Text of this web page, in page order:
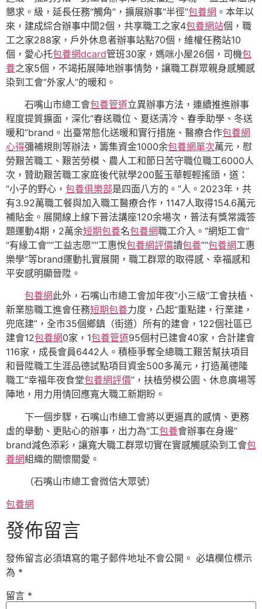
懇求。級，延長任務“觸角”，擴展辦事“半徑”包養網 。本年以
來，建成綜合辦事中間2個，共享職工之家4包養網站個，職
工之家288家，戶外休息者辦事站點70個，維權任務站10
個，愛心托包養網dcard管班30家，媽咪小屋26個，司機包
養之家5個，不竭拓展陣地辦事情勢，讓職工群眾親身感觸感
染到工會“外家人”的暖和。
石嘴山市總工會包養管道立異辦事方法，連續推進辦事
程度提質擴面，深化“春送職位、夏送清冷、春季助學、冬送
暖和”brand。出臺常態化送暖和實行措施、醫療合作包養網
心得彌補規則等辦法，籌集資金1000余包養網單次萬元，慰
勞艱苦職工、艱苦勞模、農人工和節日苦守職位職工6000人
次，贊助艱苦職工家庭後代就學200藍玉華輕輕搖頭，道：
“小子的野心， 包養俱樂部是四面八方的。”人。2023年，共
有3.92萬職工餐與加入職工醫療合作，1147人取得154.6萬元
補貼金。展開線上線下普法講座120余場次，普法有獎常識答
題運動4期，2萬余短期包養名包養網職工介入。“網矩工會”
“有緣工會”“工益志愿”“工惠悅包養網評價讀包養”“包養網工惠
樂學”等brand運動扎實展開，職工群眾的取得感、幸福感和
平安感明顯晉陞。
包養網 此外，石嘴山市總工會加年夜“小三級”工會扶植、
新業態職工進會任務短期包養力度，凸起“重點建，行業建，
兜底建”，全市35個鄉鎮（街道）所有的建會，122個社區已
建會12包養網0家，1包養管道95個村已建會40家，合計建會
116家，成長會員6442人。積極爭奪全總職工艱苦幫扶項目
和晉陞職工生涯品德試點項目資金500多萬元，打造萬德隆
職工“幸福年夜食堂包養網評價”，扶植勞模公園、休息廣場等
陣地，用力用情回應寬大職工新期盼。
下一個步驟，石嘴山市總工會將以更逼真的感情、更務
虛的舉動、更貼心的辦事，出力為“工包養會辦事在身邊”
brand減色添彩，讓寬大職工群眾切實在實感觸感染到工會包
養網組織的關懷關愛。
（石嘴山市總工會微信大眾號）
包養網
發佈留言
發佈留言必須填寫的電子郵件地址不會公開。 必填欄位標示
為 *
留言 *